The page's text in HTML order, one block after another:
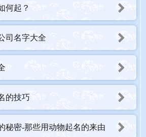
、quán，声调为阴平、阳平，音律优美，
；泉为上下结构，9画；字型优美，利于识
何起？
司名字大全
的技巧
秘密-那些用动物起名的来由